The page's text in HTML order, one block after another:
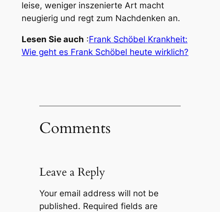
leise, weniger inszenierte Art macht
neugierig und regt zum Nachdenken an.
Lesen Sie auch :Frank Schöbel Krankheit:
Wie geht es Frank Schöbel heute wirklich?
Comments
Leave a Reply
Your email address will not be
published. Required fields are